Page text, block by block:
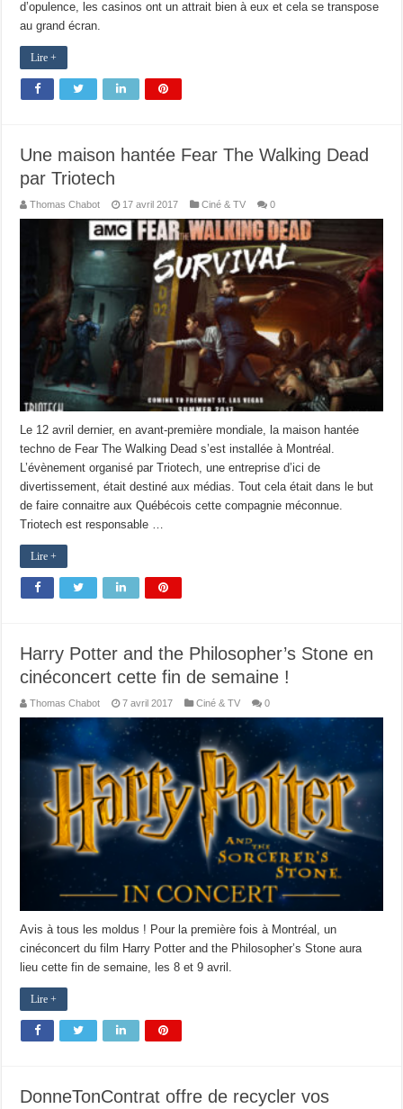
d’opulence, les casinos ont un attrait bien à eux et cela se transpose
au grand écran.
Lire +
Une maison hantée Fear The Walking Dead
par Triotech
Thomas Chabot 17 avril 2017 Ciné & TV 0
Le 12 avril dernier, en avant-première mondiale, la maison hantée
techno de Fear The Walking Dead s’est installée à Montréal.
L’évènement organisé par Triotech, une entreprise d’ici de
divertissement, était destiné aux médias. Tout cela était dans le but
de faire connaitre aux Québécois cette compagnie méconnue.
Triotech est responsable …
Lire +
Harry Potter and the Philosopher’s Stone en
cinéconcert cette fin de semaine !
Thomas Chabot 7 avril 2017 Ciné & TV 0
Avis à tous les moldus ! Pour la première fois à Montréal, un
cinéconcert du film Harry Potter and the Philosopher’s Stone aura
lieu cette fin de semaine, les 8 et 9 avril.
Lire +
DonneTonContrat offre de recycler vos